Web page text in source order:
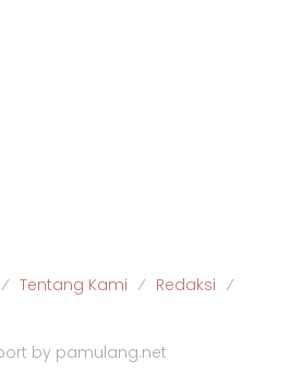
Tentang Kami
Redaksi
by pamulang.net